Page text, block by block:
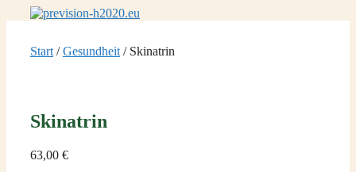
Start /Gesundheit / Skinatrin
Skinatrin
63,00 €